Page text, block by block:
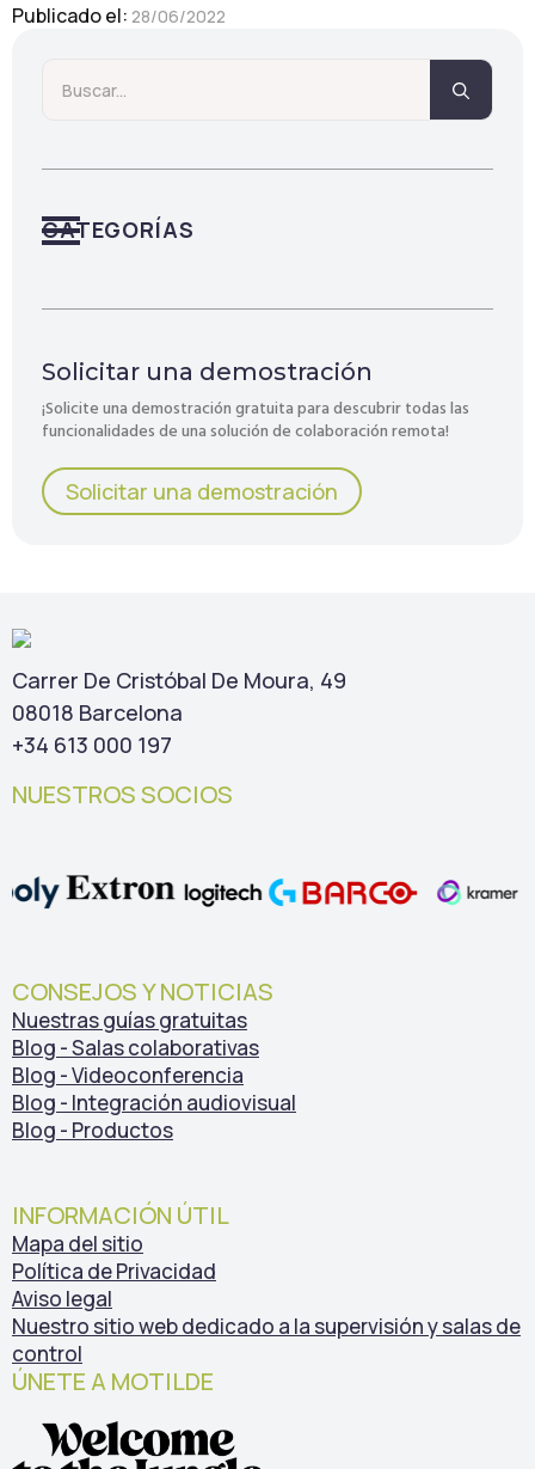
Publicado el: 28/06/2022
CATEGORÍAS
Solicitar una demostración
¡Solicite una demostración gratuita para descubrir todas las
funcionalidades de una solución de colaboración remota!
Solicitar una demostración
Carrer De Cristóbal De Moura, 49
08018 Barcelona
+34 613 000 197
NUESTROS SOCIOS
CONSEJOS Y NOTICIAS
Nuestras guías gratuitas
Blog - Salas colaborativas
Blog - Videoconferencia
Blog - Integración audiovisual
Blog - Productos
INFORMACIÓN ÚTIL
Mapa del sitio
Política de Privacidad
Aviso legal
Nuestro sitio web dedicado a la supervisión y salas de
control
ÚNETE A MOTILDE